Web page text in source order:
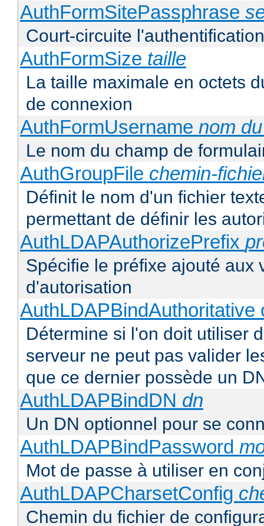
AuthFormSitePassphrase
Court-circuite
AuthFormSize taille
La taille maximale en octets
de connexion
AuthFormUsername nom
Le nom du champ de
AuthGroupFile chemin-
Définit le nom d'un fichier
permettant de définir les
AuthLDAPAuthorizePrefix
Spécifie le préfixe ajouté aux
d'autorisation
AuthLDAPBindAuthoritative
Détermine si l'on doit utiliser
serveur ne peut pas valider
que ce dernier possède un
AuthLDAPBindDN dn
Un DN optionnel pour se
AuthLDAPBindPassword
Mot de passe à utiliser en
AuthLDAPCharsetConfig
Chemin du fichier de